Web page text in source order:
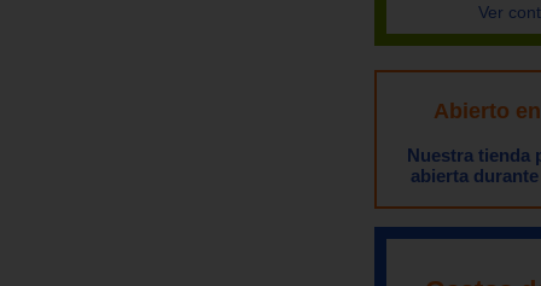
Ver
Abierto
Nuestra tienda
abierta